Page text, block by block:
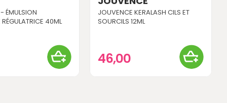
ÉMULSION
40ML
JOUVENCE KERALASH CILS ET
SOURCILS 12ML
46,00